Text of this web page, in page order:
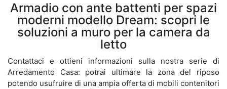
Armadio con ante battenti per spazi
moderni modello Dream: scopri le
soluzioni a muro per la camera da
letto
Contattaci e ottieni informazioni sulla nostra serie di
Arredamento Casa: potrai ultimare la zona del riposo
potendo usufruire di una ampia offerta di mobili contenitori